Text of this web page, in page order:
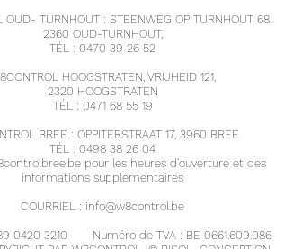
OUD- TURNHOUT : STEENWEG OP TURNHOUT 68,
2360 OUD-TURNHOUT,
TÉL : 0470 39 26 52
HOOGSTRATEN, VRIJHEID 121,
2320 HOOGSTRATEN
TÉL : 0471 68 55 19
BREE : OPPITERSTRAAT 17, 3960 BREE
TÉL : 0498 38 26 04
pour les heures d'ouverture et des
informations supplémentaires
COURRIEL : info@w8control.be
0420 3210
Numéro de TVA : BE 0661.609.086